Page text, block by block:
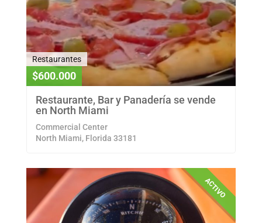
Restaurantes
$600.000
Restaurante, Bar y Panadería se vende
en North Miami
Commercial Center
North Miami, Florida 33181
ACTIVO